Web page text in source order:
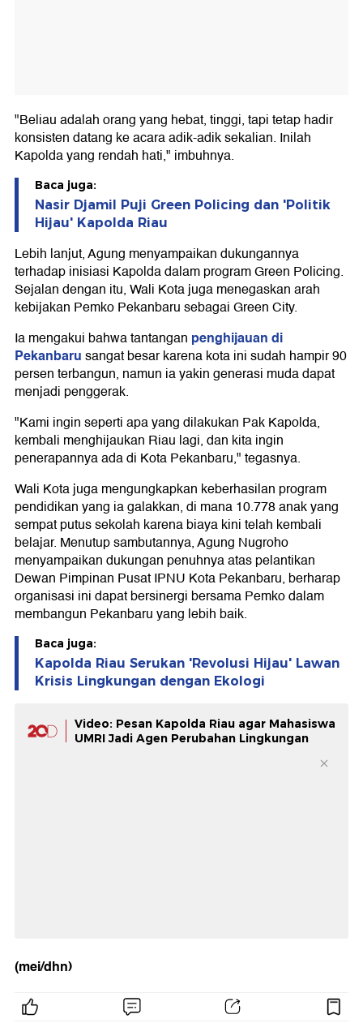
"Beliau adalah orang yang hebat, tinggi, tapi tetap hadir
konsisten datang ke acara adik-adik sekalian. Inilah
Kapolda yang rendah hati," imbuhnya.
Baca juga:
Nasir Djamil Puji Green Policing dan 'Politik
Hijau' Kapolda Riau
Lebih lanjut, Agung menyampaikan dukungannya
terhadap inisiasi Kapolda dalam program Green Policing.
Sejalan dengan itu, Wali Kota juga menegaskan arah
kebijakan Pemko Pekanbaru sebagai Green City.
Ia mengakui bahwa tantangan penghijauan di
Pekanbarusangat besar karena kota ini sudah hampir 90
persen terbangun, namun ia yakin generasi muda dapat
menjadi penggerak.
"Kami ingin seperti apa yang dilakukan Pak Kapolda,
kembali menghijaukan Riau lagi, dan kita ingin
penerapannya ada di Kota Pekanbaru," tegasnya.
Wali Kota juga mengungkapkan keberhasilan program
pendidikan yang ia galakkan, di mana 10.778 anak yang
sempat putus sekolah karena biaya kini telah kembali
belajar. Menutup sambutannya, Agung Nugroho
menyampaikan dukungan penuhnya atas pelantikan
Dewan Pimpinan Pusat IPNU Kota Pekanbaru, berharap
organisasi ini dapat bersinergi bersama Pemko dalam
membangun Pekanbaru yang lebih baik.
Baca juga:
Kapolda Riau Serukan 'Revolusi Hijau' Lawan
Krisis Lingkungan dengan Ekologi
Video: Pesan Kapolda Riau agar Mahasiswa
UMRI Jadi Agen Perubahan Lingkungan
(mei/dhn)